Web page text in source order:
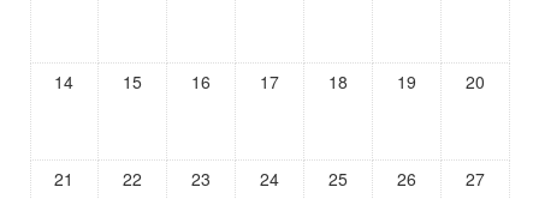
14 15 16 17 18 19 20
21 22 23 24 25 26 27